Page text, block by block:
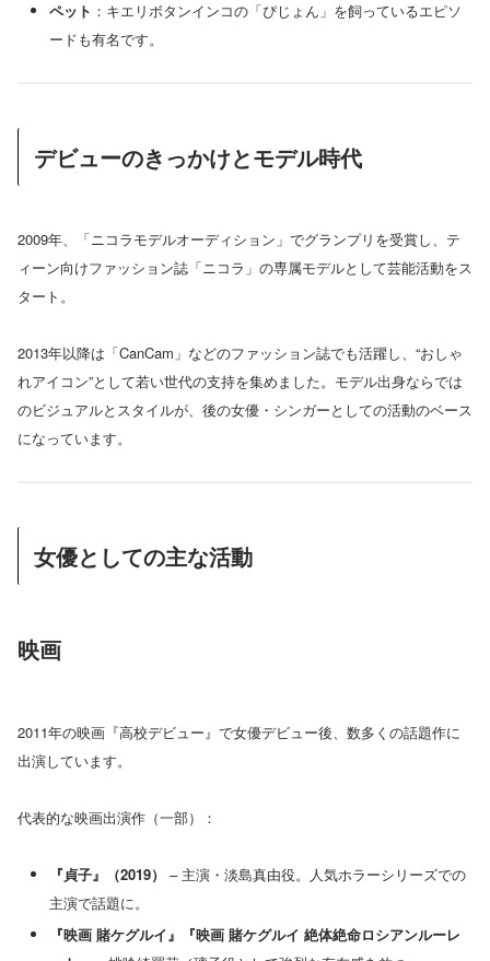
ペット ：キエリボタンインコの「ぴじょん」を飼っているエピソ
ードも有名です。
デビューのきっかけとモデル時代
2009年、「ニコラモデルオーディション」でグランプリを受賞し、テ
ィーン向けファッション誌「ニコラ」の専属モデルとして芸能活動をス
タート。
2013年以降は「CanCam」などのファッション誌でも活躍し、“おしゃ
れアイコン”として若い世代の支持を集めました。モデル出身ならでは
のビジュアルとスタイルが、後の女優・シンガーとしての活動のベース
になっています。
女優としての主な活動
映画
2011年の映画『高校デビュー』で女優デビュー後、数多くの話題作に
出演しています。
代表的な映画出演作（一部）：
『貞子』（2019）
– 主演・淡島真由役。人気ホラーシリーズでの
主演で話題に。
『映画 賭ケグルイ』『映画 賭ケグルイ 絶体絶命ロシアンルーレ